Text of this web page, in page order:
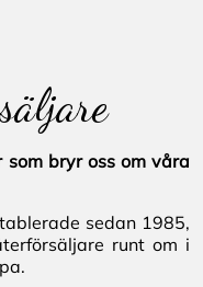
bryr oss om våra
sedan 1985,
runt om i